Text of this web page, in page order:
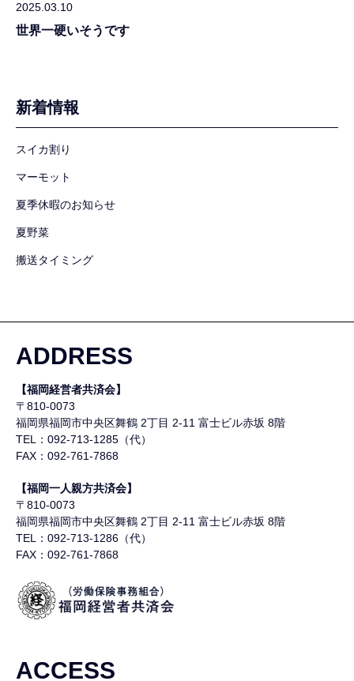
2025.03.10
世界一硬いそうです
新着情報
スイカ割り
マーモット
夏季休暇のお知らせ
夏野菜
搬送タイミング
ADDRESS
【福岡経営者共済会】
〒810-0073
福岡県福岡市中央区舞鶴 2丁目 2-11 富士ビル赤坂 8階
TEL：092-713-1285（代）
FAX：092-761-7868
【福岡一人親方共済会】
〒810-0073
福岡県福岡市中央区舞鶴 2丁目 2-11 富士ビル赤坂 8階
TEL：092-713-1286（代）
FAX：092-761-7868
ACCESS